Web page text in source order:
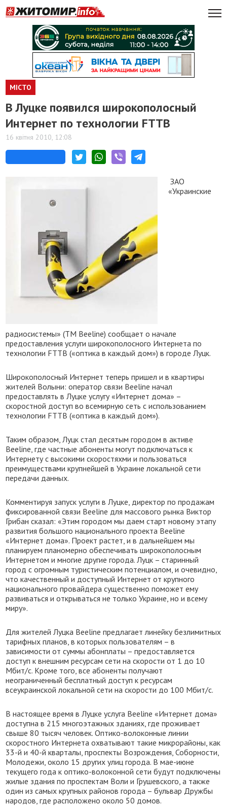
МІСТО
В Луцке появился широкополосный
Интернет по технологии FTTB
16 квітня 2010, 12:08
ЗАО
«Украинские
радиосистемы» (ТМ Beeline) сообщает о начале
предоставления услуги широкополосного Интернета по
технологии FTTB («оптика в каждый дом») в городе Луцк.
Широкополосный Интернет теперь пришел и в квартиры
жителей Волыни: оператор связи Beeline начал
предоставлять в Луцке услугу «Интернет дома» –
скоростной доступ во всемирную сеть с использованием
технологии FTTB («оптика в каждый дом»).
Таким образом, Луцк стал десятым городом в активе
Beeline, где частные абоненты могут подключаться к
Интернету с высокими скоростяхми и пользоваться
преимуществами крупнейшей в Украине локальной сети
передачи данных.
Комментируя запуск услуги в Луцке, директор по продажам
фиксированной связи Beeline для массового рынка Виктор
Грибан сказал: «Этим городом мы даем старт новому этапу
развития большого национального проекта Beeline
«Интернет дома». Проект растет, и в дальнейшем мы
планируем планомерно обеспечивать широкополосным
Интернетом и многие другие города. Луцк – старинный
город с огромным туристическим потенциалом, и очевидно,
что качественный и доступный Интернет от крупного
национального провайдера существенно поможет ему
развиваться и открываться не только Украине, но и всему
миру».
Для жителей Луцка Beeline предлагает линейку безлимитных
тарифных планов, в которых пользователям – в
зависимости от суммы абонплаты – предоставляется
доступ к внешним ресурсам сети на скорости от 1 до 10
Мбит/с. Кроме того, все абоненты получают
неограниченный бесплатный доступ к ресурсам
всеукраинской локальной сети на скорости до 100 Мбит/с.
В настоящее время в Луцке услуга Beeline «Интернет дома»
доступна в 215 многоэтажных зданиях, где проживает
свыше 80 тысяч человек. Оптико-волоконные линии
скоростного Интернета охватывают такие микрорайоны, как
33-й и 40-й кварталы, проспекты Возрождения, Соборности,
Молодежи, около 15 других улиц города. В мае-июне
текущего года к оптико-волоконной сети будут подключены
жилые здания по проспектам Воли и Грушевского, а также
один из самых крупных районов города – бульвар Дружбы
народов, где расположено около 50 домов.